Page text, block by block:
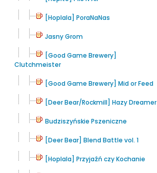
[Hoplala] PoraNaNas
Jasny Grom
[Good Game Brewery]
Clutchmeister
[Good Game Brewery] Mid or Feed
[Deer Bear/Rockmill] Hazy Dreamer
Budziszyńskie Pszeniczne
[Deer Bear] Blend Battle vol. 1
[Hoplala] Przyjaźń czy Kochanie